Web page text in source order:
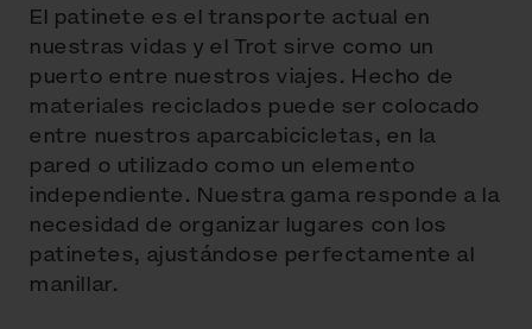
El patinete es el transporte actual en
nuestras vidas y el Trot sirve como un
puerto entre nuestros viajes. Hecho de
materiales reciclados puede ser colocado
entre nuestros aparcabicicletas, en la
pared o utilizado como un elemento
independiente. Nuestra gama responde a la
necesidad de organizar lugares con los
patinetes, ajustándose perfectamente al
manillar.